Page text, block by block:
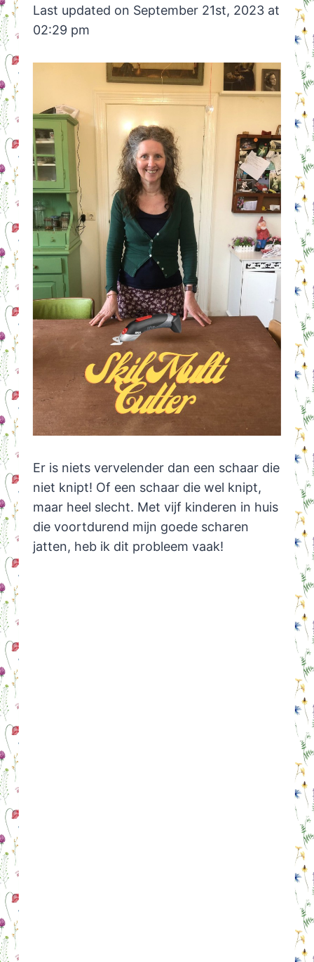
Last updated on September 21st, 2023 at
02:29 pm
Er is niets vervelender dan een schaar die
niet knipt! Of een schaar die wel knipt,
maar heel slecht. Met vijf kinderen in huis
die voortdurend mijn goede scharen
jatten, heb ik dit probleem vaak!